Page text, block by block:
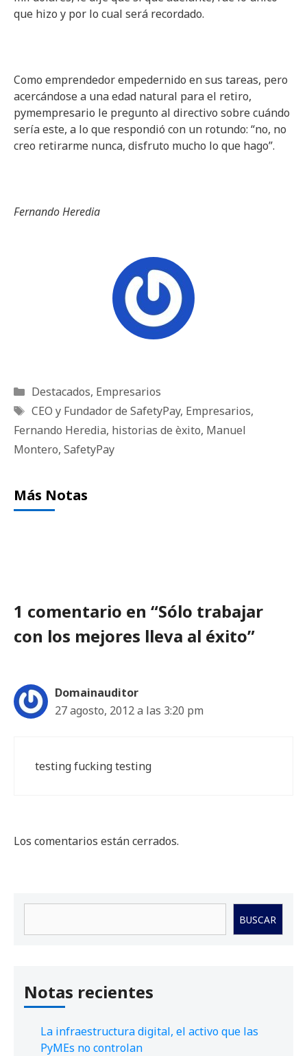
que hizo y por lo cual será recordado.
Como emprendedor empedernido en sus tareas, pero
acercándose a una edad natural para el retiro,
pymempresario le pregunto al directivo sobre cuándo
sería este, a lo que respondió con un rotundo: “no, no
creo retirarme nunca, disfruto mucho lo que hago”.
Fernando Heredia
Categorías
Destacados, Empresarios
Etiquetas
CEO y Fundador de SafetyPay, Empresarios,
Fernando Heredia, historias de èxito, Manuel
Montero, SafetyPay
Más Notas
1 comentario en “Sólo trabajar
con los mejores lleva al éxito”
Domainauditor
27 agosto, 2012 a las 3:20 pm
testing fucking testing
Los comentarios están cerrados.
BUSCAR
Notas recientes
La infraestructura digital, el activo que las
PyMEs no controlan